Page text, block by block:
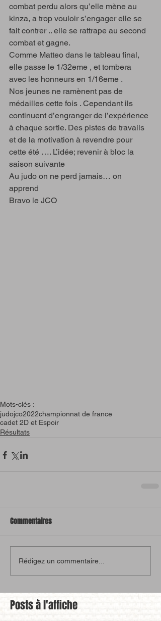
combat perdu alors qu’elle mène au
kinza, a trop vouloir s’engager elle se
fait contrer .. elle se rattrape au second
combat et gagne.
Comme Matteo dans le tableau final,
elle passe le 1/32eme , et tombera
avec les honneurs en 1/16eme .
Nos jeunes ne ramènent pas de
médailles cette fois . Cependant ils
continuent d’engranger de l’expérience
à chaque sortie. Des pistes de travails
et de la motivation à revendre pour
cette été …. L’idée; revenir à bloc la
saison suivante
Au judo on ne perd jamais… on
apprend
Bravo le JCO
Mots-clés :
judojco2022championnat de france
cadet 2D et Espoir
Résultats
Commentaires
Rédigez un commentaire...
Posts à l'affiche